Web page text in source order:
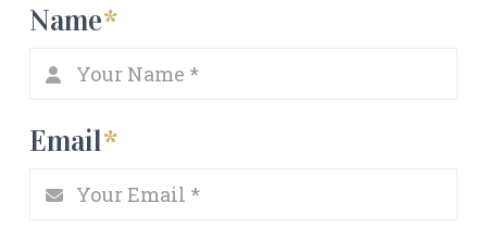
Name*
Email*